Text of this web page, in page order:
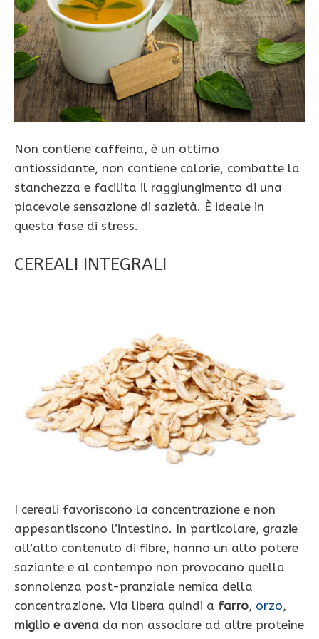
Non contiene caffeina, è un ottimo
antiossidante, non contiene calorie, combatte la
stanchezza e facilita il raggiungimento di una
piacevole sensazione di sazietà. È ideale in
questa fase di stress.
CEREALI INTEGRALI
I cereali favoriscono la concentrazione e non
appesantiscono l’intestino. In particolare, grazie
all’alto contenuto di fibre, hanno un alto potere
saziante e al contempo non provocano quella
sonnolenza post-pranziale nemica della
concentrazione. Via libera quindi a farro, orzo,
miglio e avena da non associare ad altre proteine